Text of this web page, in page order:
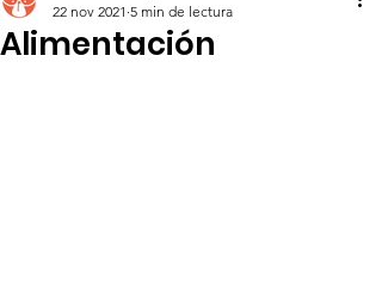
Alimentación
22 nov 2021 5 min de lectura